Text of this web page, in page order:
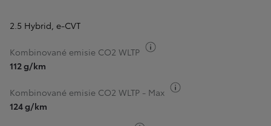
2.5 Hybrid, e-CVT
Kombinované emisie CO2 WLTP
112 g/km
Kombinované emisie CO2 WLTP - Max
124 g/km